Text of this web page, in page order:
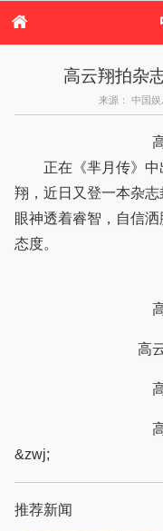
电视剧
演
高云翔拍杂
来源： 中国
正在《芈月传》中
翔，近日又登一本杂志
眼神透着睿智，自信
态度。
高
&zwj;
推荐新闻